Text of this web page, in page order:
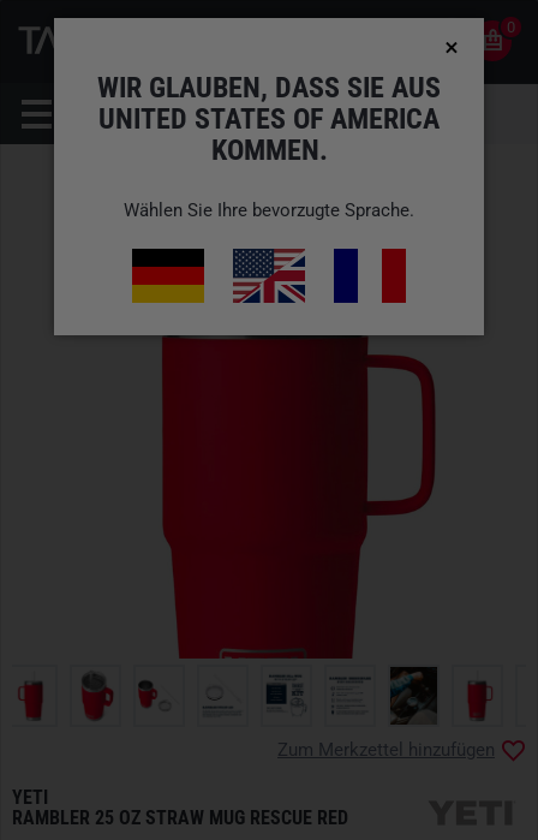
0
YETI
RAMBLER 25 OZ STRAW MUG RESCUE RED
Zum Merkzettel hinzufügen
WIR GLAUBEN, DASS SIE AUS
UNITED STATES OF AMERICA
KOMMEN.
Wählen Sie Ihre bevorzugte Sprache.